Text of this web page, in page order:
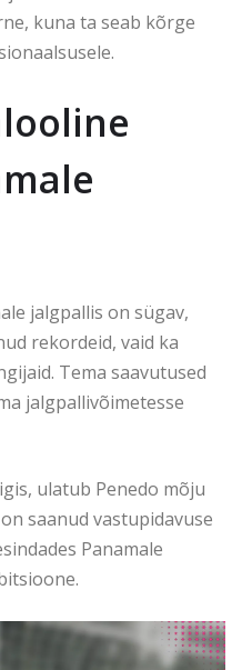
kuna ta seab kõrge
jalgpallis on sügav,
rekordeid, vaid ka
Tema saavutused
jalgpallivõimetesse
ulatub Penedo mõju
saanud vastupidavuse
Panamale